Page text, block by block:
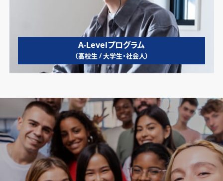
A-Levelプログラム
（高校生 / 大学生・社会人）